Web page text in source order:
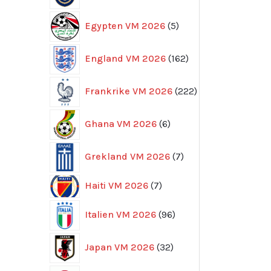
Egypten VM 2026 5
produkter
England VM 2026 162
produkter
Frankrike VM 2026 222
produkter
Ghana VM 2026 6
produkter
Grekland VM 2026 7
produkter
Haiti VM 2026 77
Italien VM 2026 96
produkter
Japan VM 2026 32
produkter